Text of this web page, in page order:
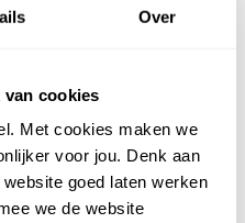
Over
van cookies
Met cookies maken we
voor jou. Denk aan
goed laten werken
we de website